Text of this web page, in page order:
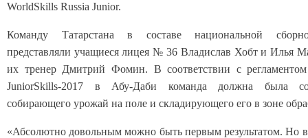
WorldSkills Russia Junior.
Команду Татарстана в составе национальной
представляли учащиеся лицея № 36 Владислав Хобт и Илья
их тренер Дмитрий Фомин. В соответствии с регламентом
JuniorSkills-2017 в Абу-Даби команда должна была
собирающего урожай на поле и складирующего его в зоне
«Абсолютно довольным можно быть первым результатом. Но